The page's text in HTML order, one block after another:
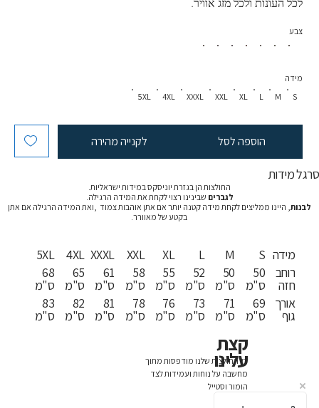
לכל העונות ולכל מזג אוויר.
צבע
S
M
L
XL
XXL
XXXL
4XL
5XL
מידה
הוספה לסל לקנייה מהירה
סרגל מידות
החולצות הן בגזרת יוניסקס במידות ישראליות.
לגברים שבינינו רצוי לקחת את המידה הרגילה.
לבנות, היינו ממליצים לקחת מידה קטנה יותר אם אתן אוהבות צמוד ,ואת המידה הרגילה אם אתן
בקטע של מאוורר.
5XL
68
ס"מ
83
ס"מ
4XL
65
ס"מ
82
ס"מ
XXXL
61
ס"מ
81
ס"מ
XXL
58
ס"מ
78
ס"מ
XL
55
ס"מ
76
ס"מ
L
52
ס"מ
73
ס"מ
M
50
ס"מ
71
ס"מ
S
50
ס"מ
69
ס"מ
מידה
רוחב
חזה
אורך
גוף
כל החולצות שלנו מודפסות מתוך
מחשבה על נוחות ועמידות לצד
הומור וסטייל
קצת
עלינו